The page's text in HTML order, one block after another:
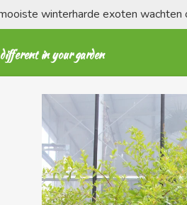
winterharde exoten wachten
in your garden